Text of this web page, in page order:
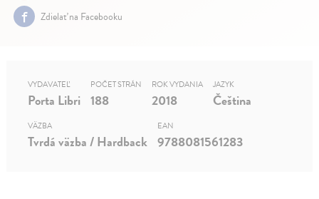
Zdielať na Facebooku
VYDAVATEĽ
Porta Libri
POČET STRÁN
188
ROK VYDANIA
2018
JAZYK
Čeština
VÄZBA
Tvrdá väzba / Hardback
EAN
9788081561283